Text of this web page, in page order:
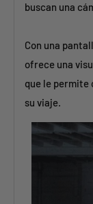
buscan una
Con una
ofrece una
que le
su viaje.